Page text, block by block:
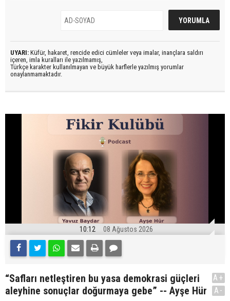
UYARI: Küfür, hakaret, rencide edici cümleler veya imalar, inançlara saldırı
içeren, imla kuralları ile yazılmamış,
Türkçe karakter kullanılmayan ve büyük harflerle yazılmış yorumlar
onaylanmamaktadır.
10:12 08 Ağustos 2026
“Safları netleştiren bu yasa demokrasi güçleri
aleyhine sonuçlar doğurmaya gebe” -- Ayşe Hür
A+
A-